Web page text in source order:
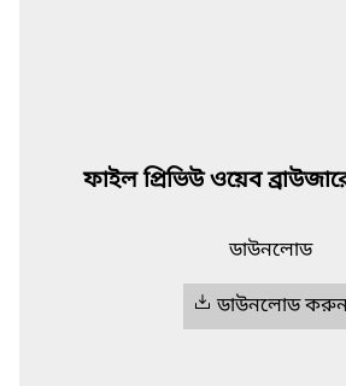
ফাইল প্রিভিউ ওয়েব
ডাউনলোড
ডাউনলোড